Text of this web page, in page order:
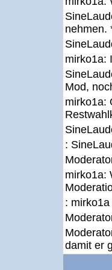
nehmen.
mirko1a:
Mod,
mirko1a:
:
mirko1a:
:
damit er